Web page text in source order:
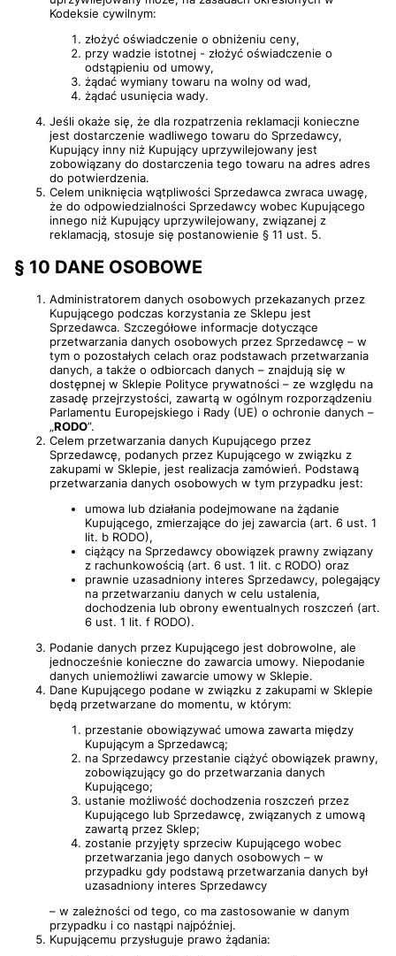
Kodeksie cywilnym:
złożyć oświadczenie o obniżeniu ceny,
przy wadzie istotnej - złożyć oświadczenie o
odstąpieniu od umowy,
żądać wymiany towaru na wolny od wad,
żądać usunięcia wady.
Jeśli okaże się, że dla rozpatrzenia reklamacji konieczne
jest dostarczenie wadliwego towaru do Sprzedawcy,
Kupujący inny niż Kupujący uprzywilejowany jest
zobowiązany do dostarczenia tego towaru na adres adres
do potwierdzenia.
Celem uniknięcia wątpliwości Sprzedawca zwraca uwagę,
że do odpowiedzialności Sprzedawcy wobec Kupującego
innego niż Kupujący uprzywilejowany, związanej z
reklamacją, stosuje się postanowienie § 11 ust. 5.
§ 10 DANE OSOBOWE
Administratorem danych osobowych przekazanych przez
Kupującego podczas korzystania ze Sklepu jest
Sprzedawca. Szczegółowe informacje dotyczące
przetwarzania danych osobowych przez Sprzedawcę – w
tym o pozostałych celach oraz podstawach przetwarzania
danych, a także o odbiorcach danych – znajdują się w
dostępnej w Sklepie Polityce prywatności – ze względu na
zasadę przejrzystości, zawartą w ogólnym rozporządzeniu
Parlamentu Europejskiego i Rady (UE) o ochronie danych –
„RODO”.
Celem przetwarzania danych Kupującego przez
Sprzedawcę, podanych przez Kupującego w związku z
zakupami w Sklepie, jest realizacja zamówień. Podstawą
przetwarzania danych osobowych w tym przypadku jest:
umowa lub działania podejmowane na żądanie
Kupującego, zmierzające do jej zawarcia (art. 6 ust. 1
lit. b RODO),
ciążący na Sprzedawcy obowiązek prawny związany
z rachunkowością (art. 6 ust. 1 lit. c RODO) oraz
prawnie uzasadniony interes Sprzedawcy, polegający
na przetwarzaniu danych w celu ustalenia,
dochodzenia lub obrony ewentualnych roszczeń (art.
6 ust. 1 lit. f RODO).
Podanie danych przez Kupującego jest dobrowolne, ale
jednocześnie konieczne do zawarcia umowy. Niepodanie
danych uniemożliwi zawarcie umowy w Sklepie.
Dane Kupującego podane w związku z zakupami w Sklepie
będą przetwarzane do momentu, w którym:
przestanie obowiązywać umowa zawarta między
Kupującym a Sprzedawcą;
na Sprzedawcy przestanie ciążyć obowiązek prawny,
zobowiązujący go do przetwarzania danych
Kupującego;
ustanie możliwość dochodzenia roszczeń przez
Kupującego lub Sprzedawcę, związanych z umową
zawartą przez Sklep;
zostanie przyjęty sprzeciw Kupującego wobec
przetwarzania jego danych osobowych – w
przypadku gdy podstawą przetwarzania danych był
uzasadniony interes Sprzedawcy
– w zależności od tego, co ma zastosowanie w danym
przypadku i co nastąpi najpóźniej.
Kupującemu przysługuje prawo żądania: